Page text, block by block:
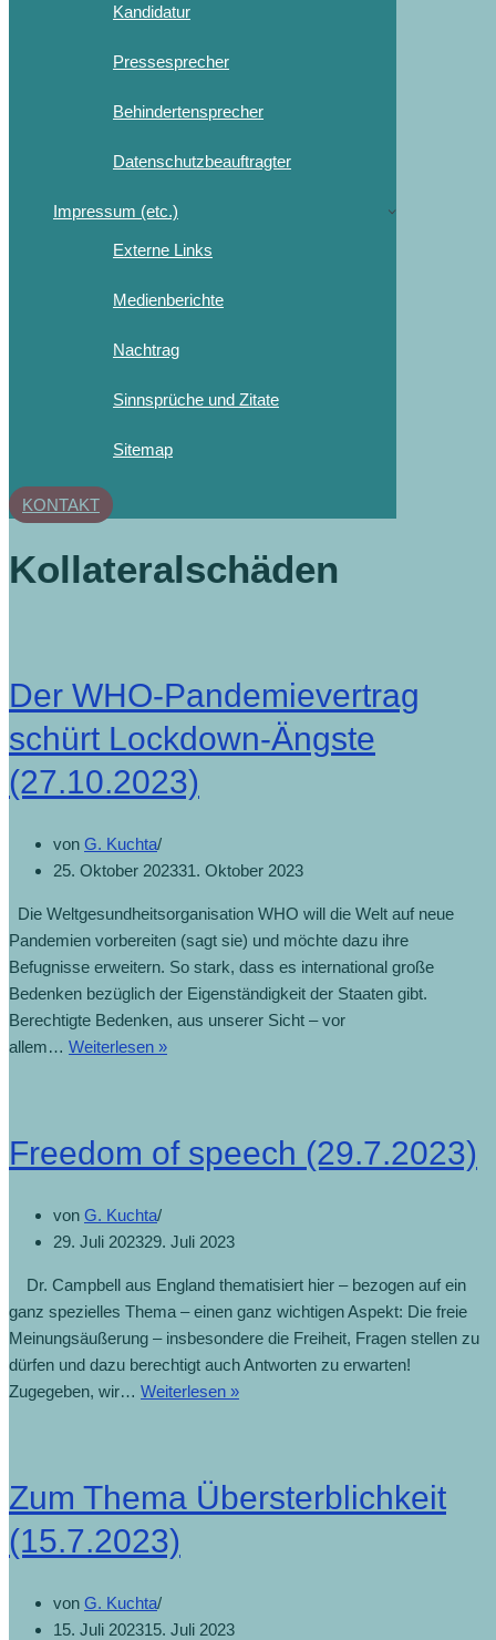
Kandidatur
Pressesprecher
Behindertensprecher
Datenschutzbeauftragter
Impressum (etc.)
Externe Links
Medienberichte
Nachtrag
Sinnsprüche und Zitate
Sitemap
KONTAKT
Kollateralschäden
Der WHO-Pandemievertrag
schürt Lockdown-Ängste
(27.10.2023)
von G. Kuchta
25. Oktober 202331. Oktober 2023
Die Weltgesundheitsorganisation WHO will die Welt auf neue
Pandemien vorbereiten (sagt sie) und möchte dazu ihre
Befugnisse erweitern. So stark, dass es international große
Bedenken bezüglich der Eigenständigkeit der Staaten gibt.
Berechtigte Bedenken, aus unserer Sicht – vor
allem… Weiterlesen »
Freedom of speech (29.7.2023)
von G. Kuchta
29. Juli 202329. Juli 2023
Dr. Campbell aus England thematisiert hier – bezogen auf ein
ganz spezielles Thema – einen ganz wichtigen Aspekt: Die freie
Meinungsäußerung – insbesondere die Freiheit, Fragen stellen zu
dürfen und dazu berechtigt auch Antworten zu erwarten!
Zugegeben, wir… Weiterlesen »
Zum Thema Übersterblichkeit
(15.7.2023)
von G. Kuchta
15. Juli 202315. Juli 2023